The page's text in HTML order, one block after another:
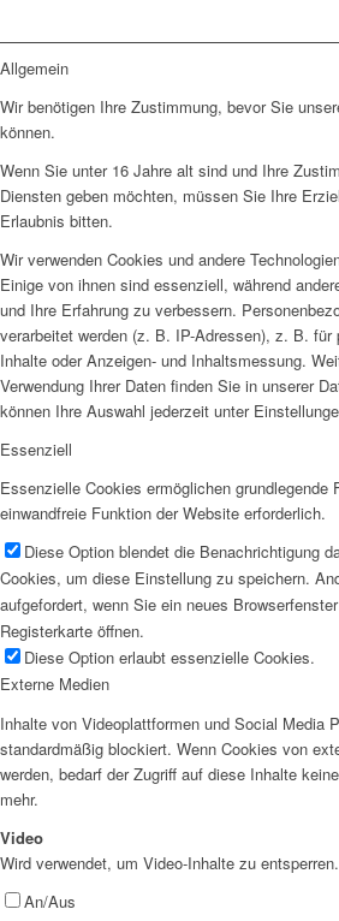
Allgemein
Wir benötigen Ihre Zustimmung, bevor Sie
können.
Wenn Sie unter 16 Jahre alt sind und Ihre
Diensten geben möchten, müssen Sie Ihre
Erlaubnis bitten.
Wir verwenden Cookies und andere
Einige von ihnen sind essenziell, während
und Ihre Erfahrung zu verbessern.
verarbeitet werden (z. B. IP-Adressen), z. B. für
Inhalte oder Anzeigen- und Inhaltsmessung.
Verwendung Ihrer Daten finden Sie in unserer
können Ihre Auswahl jederzeit unter
Essenziell
Essenzielle Cookies ermöglichen grundlegende
einwandfreie Funktion der Website erforderlich.
Diese Option blendet die Benachrichtigung
Cookies, um diese Einstellung zu speichern.
aufgefordert, wenn Sie ein neues
Registerkarte öffnen.
Diese Option erlaubt essenzielle Cookies.
Externe Medien
Inhalte von Videoplattformen und Social Media
standardmäßig blockiert. Wenn Cookies von
werden, bedarf der Zugriff auf diese Inhalte
mehr.
Video
Wird verwendet, um Video-Inhalte zu entsperren.
An/Aus